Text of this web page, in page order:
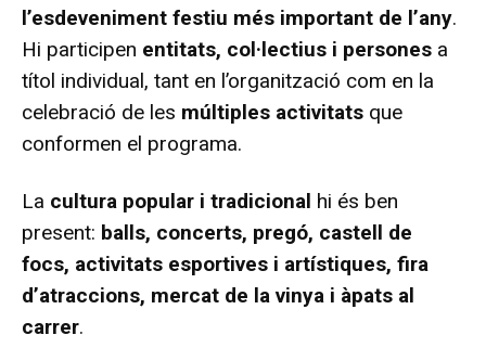
l’esdeveniment festiu més important de l’any.
Hi participen entitats, col·lectius i persones a
títol individual, tant en l’organització com en la
celebració de les múltiples activitats que
conformen el programa.
La cultura popular i tradicional hi és ben
present: balls, concerts, pregó, castell de
focs, activitats esportives i artístiques, fira
d’atraccions, mercat de la vinya i àpats al
carrer.